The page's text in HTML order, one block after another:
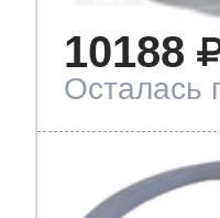
10188
Осталась